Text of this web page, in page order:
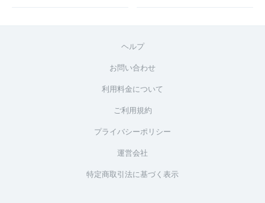
ヘルプ
お問い合わせ
利用料金について
ご利用規約
プライバシーポリシー
運営会社
特定商取引法に基づく表示